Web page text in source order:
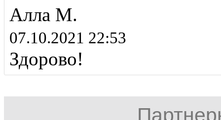
Алла М.
07.10.2021 22:53
Здорово!